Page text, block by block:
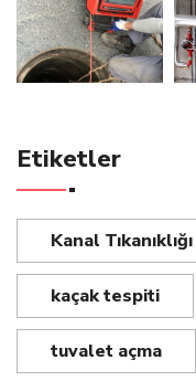
Etiketler
Kanal Tıkanıklığı
kaçak tespiti
tuvalet açma